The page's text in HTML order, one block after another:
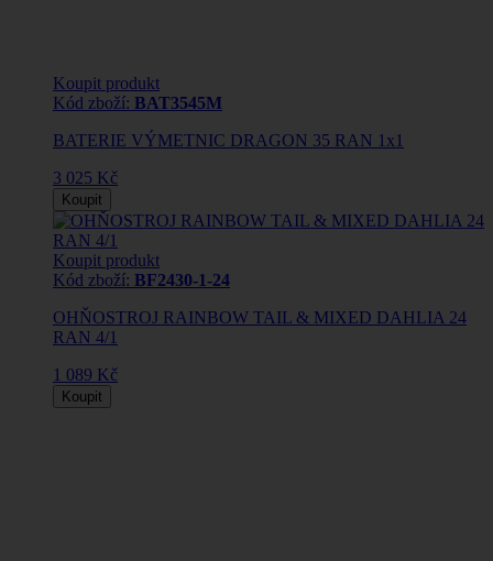
Koupit produkt
Kód zboží: BAT3545M
BATERIE VÝMETNIC DRAGON 35 RAN 1x1
3 025 Kč
Koupit
Koupit produkt
Kód zboží: BF2430-1-24
OHŇOSTROJ RAINBOW TAIL & MIXED DAHLIA 24
RAN 4/1
1 089 Kč
Koupit